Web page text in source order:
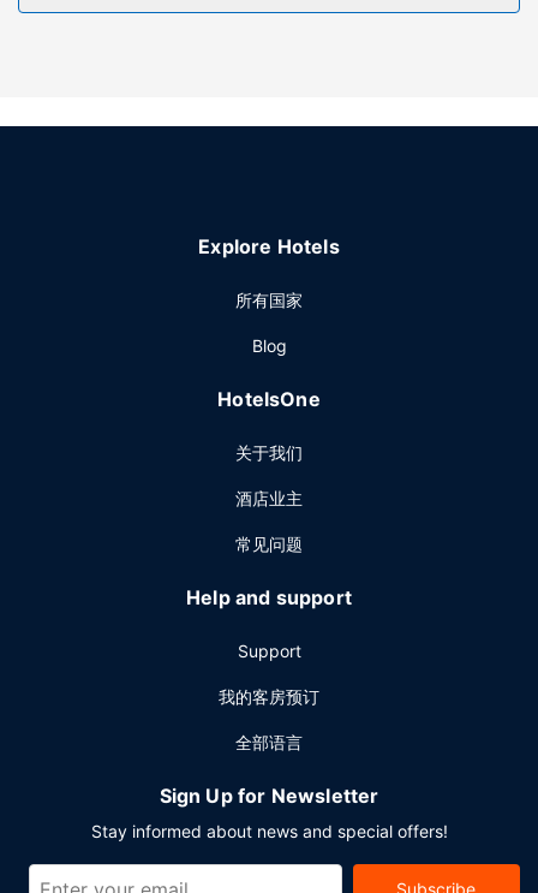
特色服务/设施包括24 小时前台服务、洗衣设施和ATM/银行服
Explore Hotels
所有国家
Blog
HotelsOne
关于我们
酒店业主
常见问题
Help and support
Support
我的客房预订
全部语言
Sign Up for Newsletter
Stay informed about news and special offers!
Subscribe